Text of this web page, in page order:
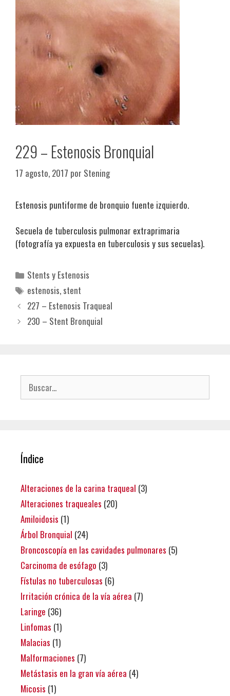
229 – Estenosis Bronquial
17 agosto, 2017 por Stening
Estenosis puntiforme de bronquio fuente izquierdo.
Secuela de tuberculosis pulmonar extraprimaria
(fotografía ya expuesta en tuberculosis y sus secuelas).
Categorías
Stents y Estenosis
Etiquetas
estenosis, stent
227 – Estenosis Traqueal
230 – Stent Bronquial
Buscar:
Índice
Alteraciones de la carina traqueal (3)
Alteraciones traqueales (20)
Amiloidosis (1)
Árbol Bronquial (24)
Broncoscopía en las cavidades pulmonares (5)
Carcinoma de esófago (3)
Fístulas no tuberculosas (6)
Irritación crónica de la vía aérea (7)
Laringe (36)
Linfomas (1)
Malacias (1)
Malformaciones (7)
Metástasis en la gran vía aérea (4)
Micosis (1)